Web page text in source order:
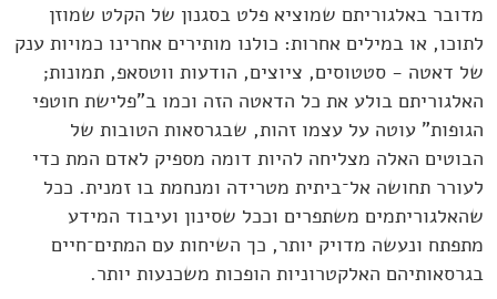
מדובר באלגוריתם שמוציא פלט בסגנון של הקלט שמוזן
לתוכו, או במילים אחרות: כולנו מותירים אחרינו כמויות ענק
של דאטה - סטטוסים, ציוצים, הודעות ווטסאפ, תמונות;
האלגוריתם בולע את כל הדאטה הזה וכמו ב"פלישת חוטפי
הגופות" עוטה על עצמו זהות, שבגרסאות הטובות של
הבוטים האלה מצליחה להיות דומה מספיק לאדם המת כדי
לעורר תחושה אל־ביתית מטרידה ומנחמת בו זמנית. ככל
שהאלגוריתמים משתפרים וככל שסינון ועיבוד המידע
מתפתח ונעשה מדויק יותר, כך השיחות עם המתים־חיים
בגרסאותיהם האלקטרוניות הופכות משכנעות יותר.